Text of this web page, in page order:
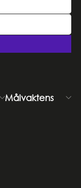
Målvaktens